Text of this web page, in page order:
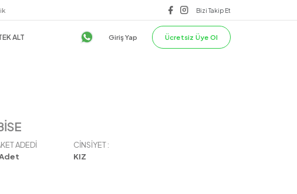
TEK ÜST TEK ALT
ADEDI
CINSIYET :
KIZ